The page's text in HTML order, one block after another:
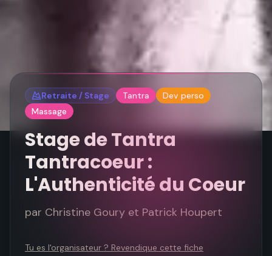
Retraite / Stage Tantra
Dev perso
Massage
Stage de Tantra
Tantracoeur :
L'Authenticité du Coeur
par Christine Goury et Patrick Houpert
Tu es l'organisateur ? Revendique cette fiche